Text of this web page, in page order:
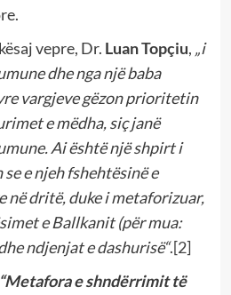
vepre, Dr. Luan Topçiu, „i
dhe nga një baba
vargjeve gëzon prioritetin
e mëdha, siç janë
Ai është një shpirt i
e njeh fshehtësinë e
dritë, duke i metaforizuar,
e Ballkanit (për mua:
ndjenjat e dashurisë“.[2]
“Metafora e shndërrimit të